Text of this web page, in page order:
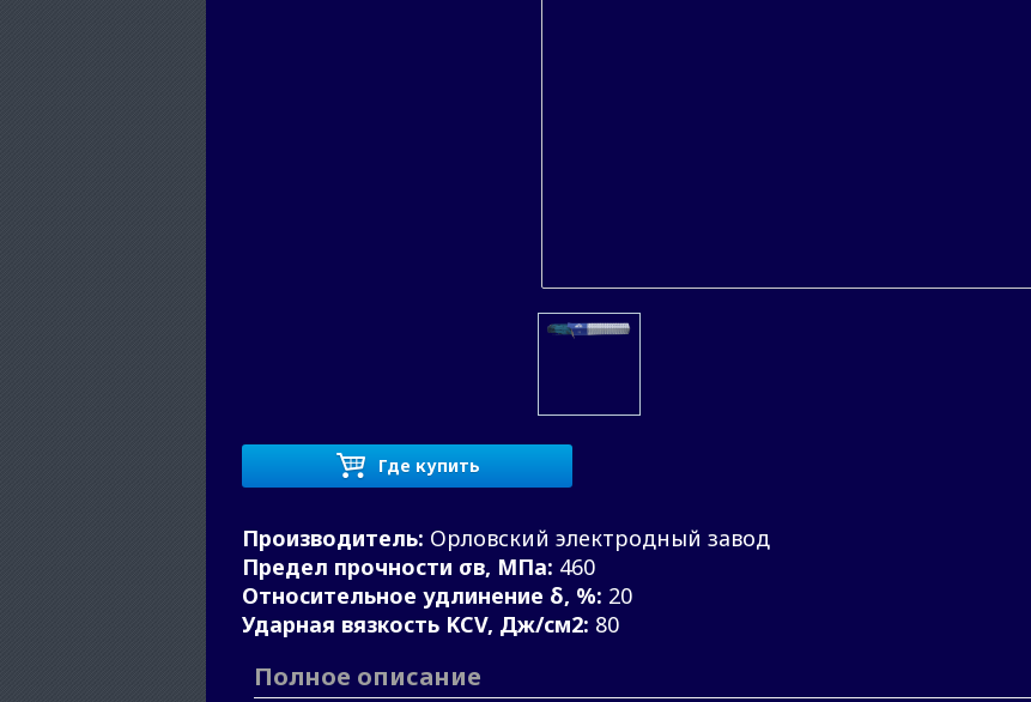
Где купить
Производитель: Орловский электродный завод
Предел прочности σв, МПа: 460
Относительное удлинение δ, %: 20
Ударная вязкость KCV, Дж/см2: 80
Полное описание